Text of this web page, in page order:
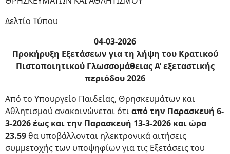
Δελτίο Τύπου
04-03-2026
Προκήρυξη Εξετάσεων για τη λήψη του Κρατικού
Πιστοποιητικού Γλωσσομάθειας Α’ εξεταστικής
περιόδου 2026
Από το Υπουργείο Παιδείας, Θρησκευμάτων και
Αθλητισμού ανακοινώνεται ότιαπό την Παρασκευή 6-
3-2026 έως και την Παρασκευή 13-3-2026 και ώρα
23.59θα υποβάλλονται ηλεκτρονικά αιτήσεις
συμμετοχής των υποψηφίων για τις Εξετάσεις του